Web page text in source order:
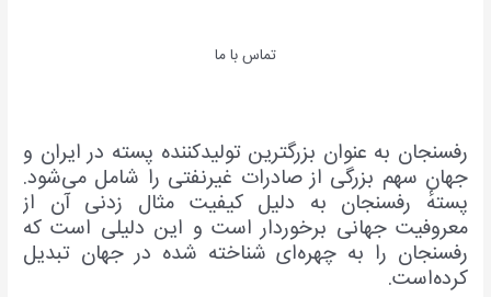
تماس با ما
رفسنجان به عنوان بزرگترین تولیدکننده پسته در ایران و
جهان سهم بزرگی از صادرات غیرنفتی را شامل می‌شود.
پستهٔ رفسنجان به دلیل کیفیت مثال زدنی آن از
معروفیت جهانی برخوردار است و این دلیلی است که
رفسنجان را به چهره‌ای شناخته شده در جهان تبدیل
کرده‌است.